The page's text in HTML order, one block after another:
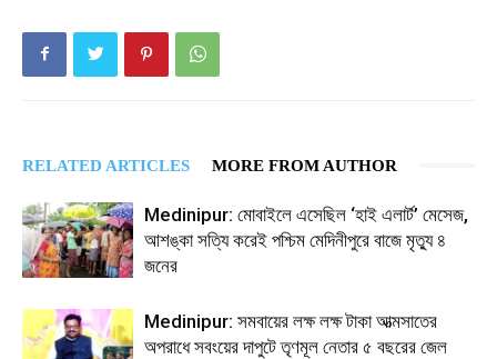
RELATED ARTICLES MORE FROM AUTHOR
Medinipur: মোবাইলে এসেছিল ‘হাই এলার্ট’ মেসেজ,
আশঙ্কা সত্যি করেই পশ্চিম মেদিনীপুরে বাজে মৃত্যু ৪
জনের
Medinipur: সমবায়ের লক্ষ লক্ষ টাকা আত্মসাতের
অপরাধে সবংয়ের দাপুটে তৃণমূল নেতার ৫ বছরের জেল